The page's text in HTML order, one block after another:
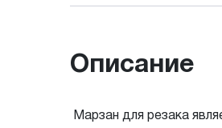
Описание
Марзан для резака